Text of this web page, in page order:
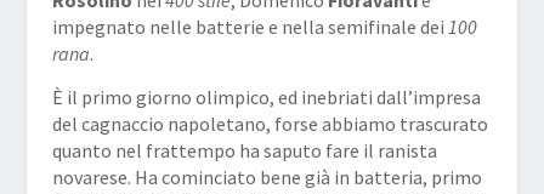
impegnato nelle batterie e nella semifinale dei 100
rana.
È il primo giorno olimpico, ed inebriati dall’impresa
del cagnaccio napoletano, forse abbiamo trascurato
quanto nel frattempo ha saputo fare il ranista
novarese. Ha cominciato bene già in batteria, primo